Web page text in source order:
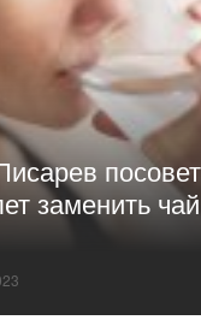
заменить